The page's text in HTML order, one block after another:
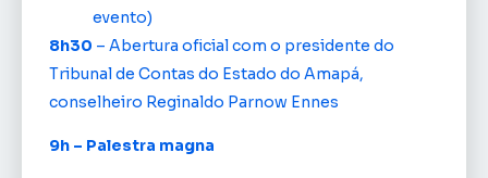
evento)
8h30 – Abertura oficial com o presidente do
Tribunal de Contas do Estado do Amapá,
conselheiro Reginaldo Parnow Ennes
9h – Palestra magna